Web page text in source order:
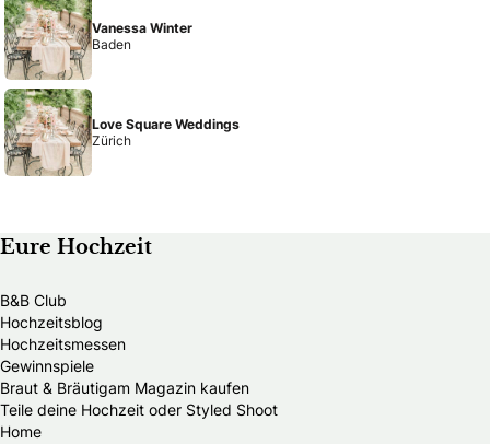
Vanessa Winter
Baden
Love Square Weddings
Zürich
Eure Hochzeit
B&B Club
Hochzeitsblog
Hochzeitsmessen
Gewinnspiele
Braut & Bräutigam Magazin kaufen
Teile deine Hochzeit oder Styled Shoot
Home